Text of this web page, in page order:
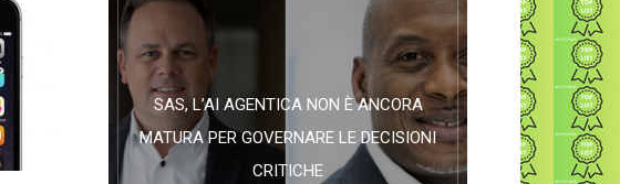
SAS, L’AI AGENTICA NON È ANCORA
MATURA PER GOVERNARE LE DECISIONI
CRITICHE